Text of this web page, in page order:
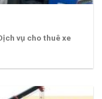
vụ cho thuê xe